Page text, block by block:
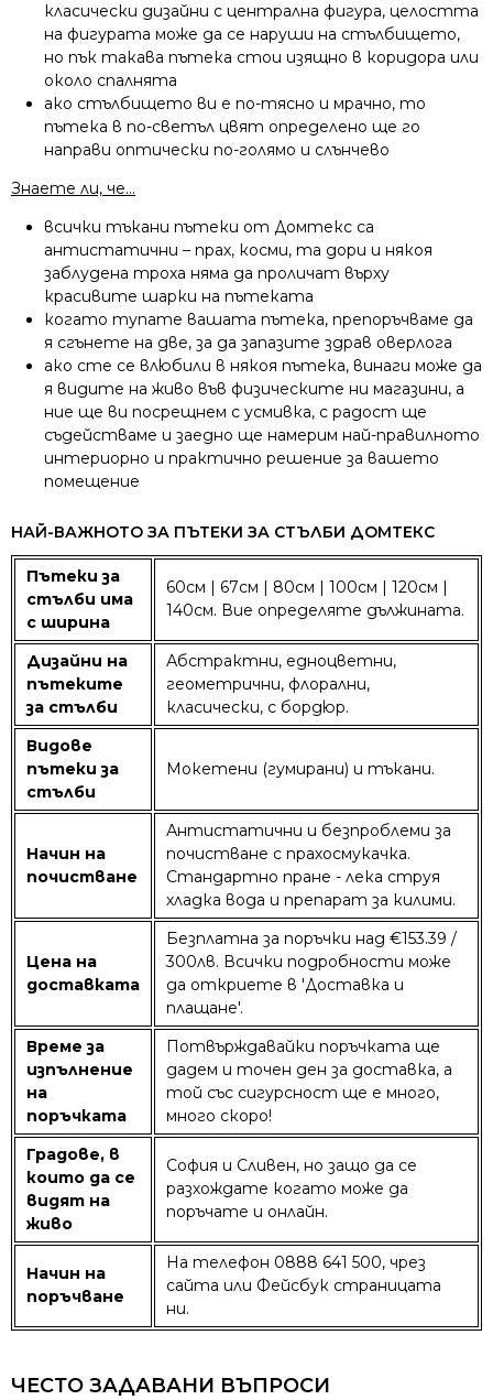
класически дизайни с централна фигура, целостта
на фигурата може да се наруши на стълбището,
но пък такава пътека стои изящно в коридора или
около спалнята
ако стълбището ви е по-тясно и мрачно, то
пътека в по-светъл цвят определено ще го
направи оптически по-голямо и слънчево
Знаете ли, че…
всички тъкани пътеки от Домтекс са
антистатични – прах, косми, та дори и някоя
заблудена троха няма да проличат върху
красивите шарки на пътеката
когато тупате вашата пътека, препоръчваме да
я сгънете на две, за да запазите здрав оверлога
ако сте се влюбили в някоя пътека, винаги може да
я видите на живо във физическите ни магазини, а
ние ще ви посрещнем с усмивка, с радост ще
съдействаме и заедно ще намерим най-правилното
интериорно и практично решение за вашето
помещение
НАЙ-ВАЖНОТО ЗА ПЪТЕКИ ЗА СТЪЛБИ ДОМТЕКС
Пътеки за
стълби има
с ширина
60см | 67см | 80см | 100см | 120см |
140см. Вие определяте дължината.
Дизайни на
пътеките
за стълби
Абстрактни, едноцветни,
геометрични, флорални,
класически, с бордюр.
Видове
пътеки за
стълби
Мокетени (гумирани) и тъкани.
Начин на
почистване
Антистатични и безпроблеми за
почистване с прахосмукачка.
Стандартно пране - лека струя
хладка вода и препарат за килими.
Цена на
доставката
Безплатна за поръчки над €153.39 /
300лв. Всички подробности може
да откриете в 'Доставка и
плащане'.
Време за
изпълнение
на
поръчката
Потвърждавайки поръчката ще
дадем и точен ден за доставка, а
той със сигурсност ще е много,
много скоро!
Градове, в
които да се
видят на
живо
София и Сливен, но защо да се
разхождате когато може да
поръчате и онлайн.
Начин на
поръчване
На телефон 0888 641 500, чрез
сайта или Фейсбук страницата
ни.
ЧЕСТО ЗАДАВАНИ ВЪПРОСИ